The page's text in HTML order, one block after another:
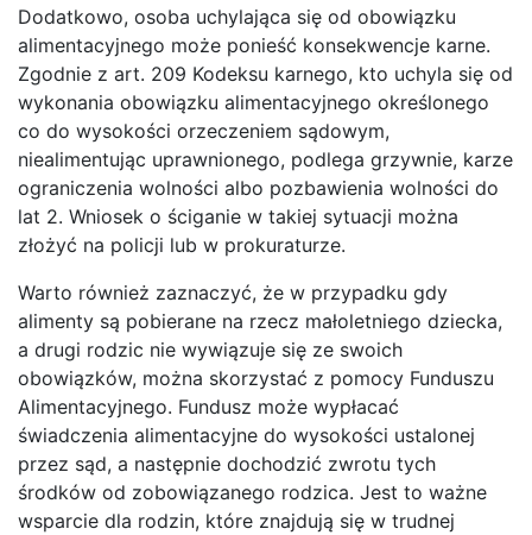
Dodatkowo, osoba uchylająca się od obowiązku
alimentacyjnego może ponieść konsekwencje karne.
Zgodnie z art. 209 Kodeksu karnego, kto uchyla się od
wykonania obowiązku alimentacyjnego określonego
co do wysokości orzeczeniem sądowym,
niealimentując uprawnionego, podlega grzywnie, karze
ograniczenia wolności albo pozbawienia wolności do
lat 2. Wniosek o ściganie w takiej sytuacji można
złożyć na policji lub w prokuraturze.
Warto również zaznaczyć, że w przypadku gdy
alimenty są pobierane na rzecz małoletniego dziecka,
a drugi rodzic nie wywiązuje się ze swoich
obowiązków, można skorzystać z pomocy Funduszu
Alimentacyjnego. Fundusz może wypłacać
świadczenia alimentacyjne do wysokości ustalonej
przez sąd, a następnie dochodzić zwrotu tych
środków od zobowiązanego rodzica. Jest to ważne
wsparcie dla rodzin, które znajdują się w trudnej